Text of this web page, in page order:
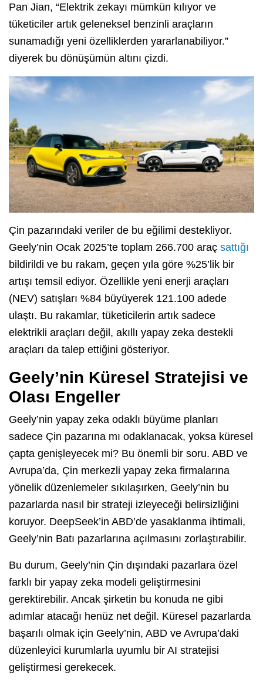
Pan Jian, “Elektrik zekayı mümkün kılıyor ve
tüketiciler artık geleneksel benzinli araçların
sunamadığı yeni özelliklerden yararlanabiliyor.”
diyerek bu dönüşümün altını çizdi.
Çin pazarındaki veriler de bu eğilimi destekliyor.
Geely’nin Ocak 2025’te toplam 266.700 araç sattığı
bildirildi ve bu rakam, geçen yıla göre %25’lik bir
artışı temsil ediyor. Özellikle yeni enerji araçları
(NEV) satışları %84 büyüyerek 121.100 adede
ulaştı. Bu rakamlar, tüketicilerin artık sadece
elektrikli araçları değil, akıllı yapay zeka destekli
araçları da talep ettiğini gösteriyor.
Geely’nin Küresel Stratejisi ve
Olası Engeller
Geely’nin yapay zeka odaklı büyüme planları
sadece Çin pazarına mı odaklanacak, yoksa küresel
çapta genişleyecek mi? Bu önemli bir soru. ABD ve
Avrupa’da, Çin merkezli yapay zeka firmalarına
yönelik düzenlemeler sıkılaşırken, Geely’nin bu
pazarlarda nasıl bir strateji izleyeceği belirsizliğini
koruyor. DeepSeek’in ABD’de yasaklanma ihtimali,
Geely’nin Batı pazarlarına açılmasını zorlaştırabilir.
Bu durum, Geely’nin Çin dışındaki pazarlara özel
farklı bir yapay zeka modeli geliştirmesini
gerektirebilir. Ancak şirketin bu konuda ne gibi
adımlar atacağı henüz net değil. Küresel pazarlarda
başarılı olmak için Geely’nin, ABD ve Avrupa’daki
düzenleyici kurumlarla uyumlu bir AI stratejisi
geliştirmesi gerekecek.